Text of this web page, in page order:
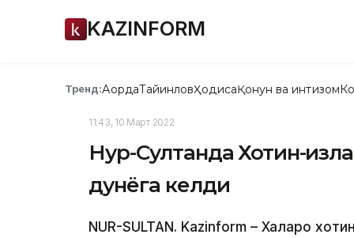
KAZINFORM
Тренд:АқордаТайинловҲодисаҚонун ва интизом
11:43, 10 Март 2022
Нур-Султанда Хотин-
дунёга келди
NUR-SULTAN. Kazinform – Халқаро